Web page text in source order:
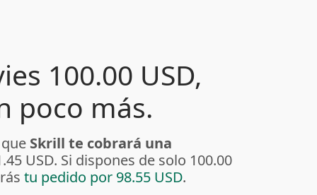
100.00 USD,
poco más.
Skrill te cobrará una
USD. Si dispones de solo 100.00
tu pedido por 98.55 USD.